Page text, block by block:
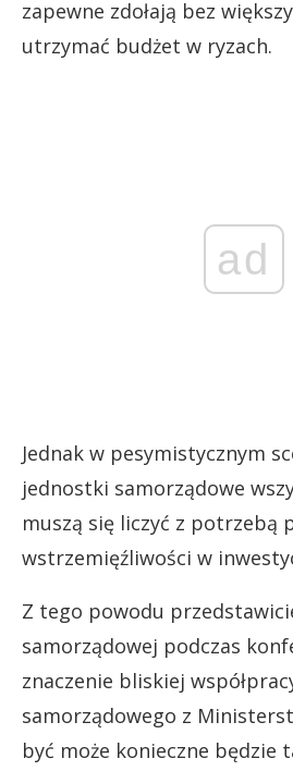
zapewne zdołają bez
utrzymać budżet w ryzach.
ad
Jednak w pesymistycznym
jednostki samorządowe
muszą się liczyć z potrzebą
wstrzemięźliwości w
Z tego powodu
samorządowej podczas
znaczenie bliskiej
samorządowego z
być może konieczne będzie